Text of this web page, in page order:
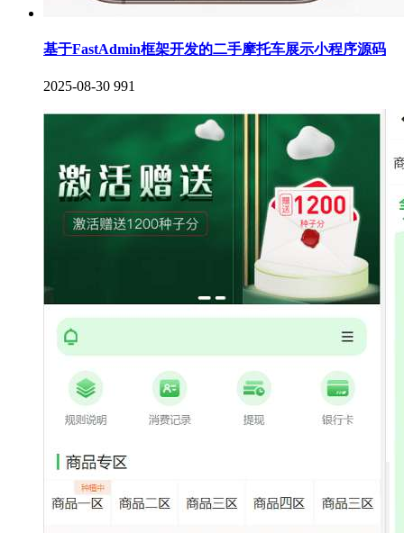
基于FastAdmin框架开发的二手摩托车展示小程序源码
2025-08-30 991